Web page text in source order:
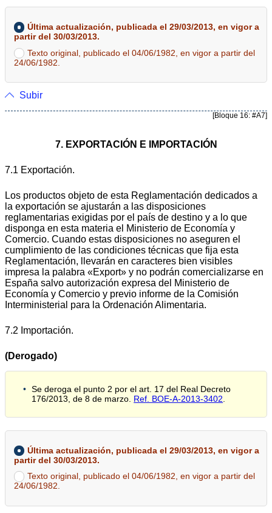
Última actualización, publicada el 29/03/2013, en vigor a
partir del 30/03/2013.
Texto original, publicado el 04/06/1982, en vigor a partir del
24/06/1982.
Subir
[Bloque 16: #A7]
7. EXPORTACIÓN E IMPORTACIÓN
7.1 Exportación.
Los productos objeto de esta Reglamentación dedicados a
la exportación se ajustarán a las disposiciones
reglamentarias exigidas por el país de destino y a lo que
disponga en esta materia el Ministerio de Economía y
Comercio. Cuando estas disposiciones no aseguren el
cumplimiento de las condiciones técnicas que fija esta
Reglamentación, llevarán en caracteres bien visibles
impresa la palabra «Export» y no podrán comercializarse en
España salvo autorización expresa del Ministerio de
Economía y Comercio y previo informe de la Comisión
Interministerial para la Ordenación Alimentaria.
7.2 Importación.
(Derogado)
Se deroga el punto 2 por el art. 17 del Real Decreto
176/2013, de 8 de marzo. Ref. BOE-A-2013-3402.
Última actualización, publicada el 29/03/2013, en vigor a
partir del 30/03/2013.
Texto original, publicado el 04/06/1982, en vigor a partir del
24/06/1982.